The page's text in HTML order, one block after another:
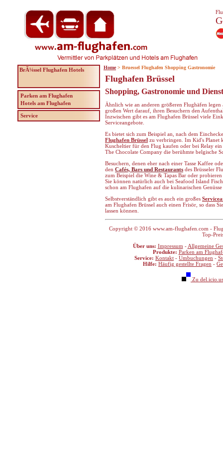
Flughafen Brüssel
Shopping, Gastronomie und
Ähnlich wie an anderen größeren Flughäfen legen
großen Wert darauf, ihren Besuchern den
Inzwischen gibt es am Flughafen Brüssel viele
Serviceangebote.
Es bietet sich zum Beispiel an, nach dem
Flughafen Brüssel zu verbringen. Im Kid's Planet
Kuscheltier für den Flug kaufen oder bei Relay
The Chocolate Company die berühmte belgische
Besuchern, denen eher nach einer Tasse Kaffee
den Cafés, Bars und Restaurants des Brüsseler
zum Beispiel die Wine & Tapas Bar oder
Sie können natürlich auch bei Seafood Island
schon am Flughafen auf die kulinarischen
Selbstverständlich gibt es auch ein großes
am Flughafen Brüssel auch einen Frisör, so dass
lassen können.
Copyright © 2016 www.am-flughafen.com -
Top-
Über uns: Impressum - Allgemeine
Produkte: Parken am
Service: Kontakt - Umbuchungen -
Hilfe: Häufig gestellte Fragen -
Zu
BrÃ¼ssel Flughafen Hotels
Parken am Flughafen
Hotels am Flughafen
Service
Home > Bruessel Flughafen Shopping Gastronomie